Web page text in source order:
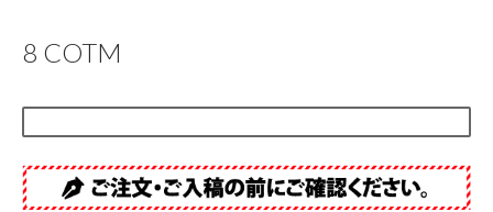
8 COTM